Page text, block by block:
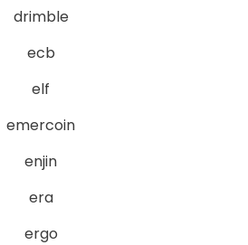
drimble
ecb
elf
emercoin
enjin
era
ergo